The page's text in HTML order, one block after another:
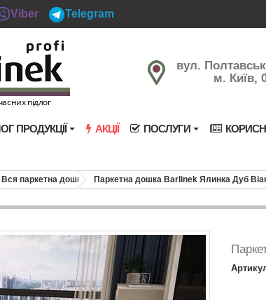
Viber Telegram
підлог
вул.
м. Київ,
ПРОДУКЦІЇ АКЦІЇ ПОСЛУГИ
Вся паркетна дошка Паркетна дошка Barlinek Ялинка Дуб